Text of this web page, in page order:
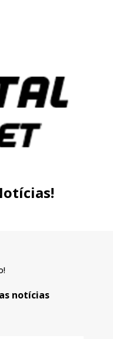
notícias